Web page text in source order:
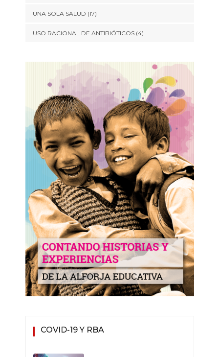
UNA SOLA SALUD (17)
USO RACIONAL DE ANTIBIÓTICOS(4)
COVID-19 Y RBA